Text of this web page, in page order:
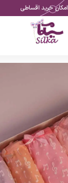
امکان خرید اقساطی